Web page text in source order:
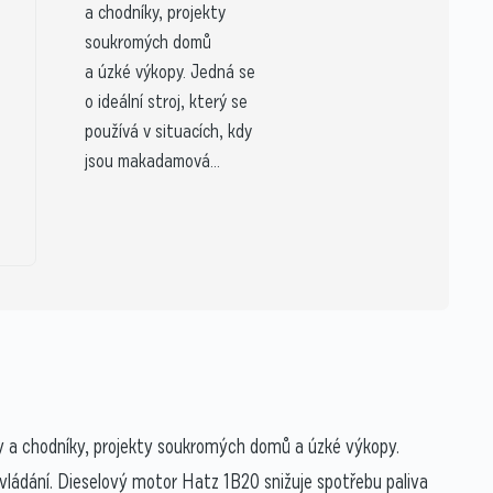
a chodníky, projekty
soukromých domů
a úzké výkopy. Jedná se
o ideální stroj, který se
používá v situacích, kdy
jsou makadamová...
chodníky, projekty soukromých domů a úzké výkopy.
Dieselový motor Hatz 1B20 snižuje spotřebu paliva